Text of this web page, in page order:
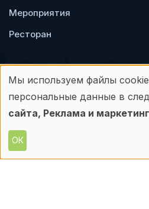
Мероприятия
Ресторан
Пользовательское
соглашение
Любое использование
персональных
данных
и
Мы используем файлы
персональные данные в
сайта, Реклама и
ОК